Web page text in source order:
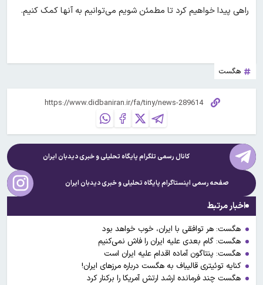
راهی پیدا خواهیم کرد تا مطمئن شویم می‌توانیم به آنها کمک کنیم.
هگست
کانال رسمی تلگرام پایگاه تحلیلی و خبریدیدبان ایران
صفحه رسمی اینستاگرام پایگاه تحلیلی و خبریدیدبان ایران
اخبار مرتبط
هگست: هر توافقی با ایران، خوب خواهد بود
هگست: گام بعدی علیه ایران را فاش نمی‌کنیم
هگست: پنتاگون آماده اقدام علیه ایران است
کنایه توئیتری قالیباف به هگست درباره مرزهای ایران!
هگست چند فرمانده ارشد ارتش آمریکا را برکنار کرد